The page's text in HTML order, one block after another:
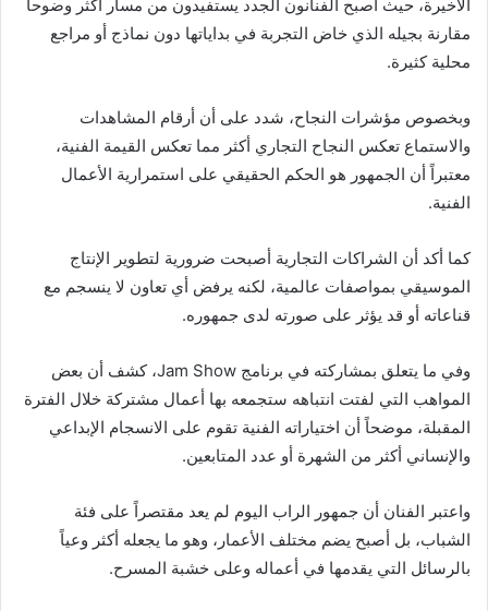
الأخيرة، حيث أصبح الفنانون الجدد يستفيدون من مسار أكثر وضوحاً
مقارنة بجيله الذي خاض التجربة في بداياتها دون نماذج أو مراجع
محلية كثيرة.
وبخصوص مؤشرات النجاح، شدد على أن أرقام المشاهدات
والاستماع تعكس النجاح التجاري أكثر مما تعكس القيمة الفنية،
معتبراً أن الجمهور هو الحكم الحقيقي على استمرارية الأعمال
الفنية.
كما أكد أن الشراكات التجارية أصبحت ضرورية لتطوير الإنتاج
الموسيقي بمواصفات عالمية، لكنه يرفض أي تعاون لا ينسجم مع
قناعاته أو قد يؤثر على صورته لدى جمهوره.
وفي ما يتعلق بمشاركته في برنامج Jam Show، كشف أن بعض
المواهب التي لفتت انتباهه ستجمعه بها أعمال مشتركة خلال الفترة
المقبلة، موضحاً أن اختياراته الفنية تقوم على الانسجام الإبداعي
والإنساني أكثر من الشهرة أو عدد المتابعين.
واعتبر الفنان أن جمهور الراب اليوم لم يعد مقتصراً على فئة
الشباب، بل أصبح يضم مختلف الأعمار، وهو ما يجعله أكثر وعياً
بالرسائل التي يقدمها في أعماله وعلى خشبة المسرح.